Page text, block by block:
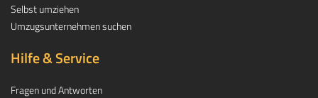
Selbst umziehen
Umzugsunternehmen suchen
Hilfe & Service
Fragen und Antworten